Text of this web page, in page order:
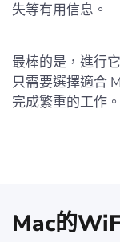
失等有用信息。
最棒的是，進行
只需要選擇適合
完成繁重的工作。
Mac的